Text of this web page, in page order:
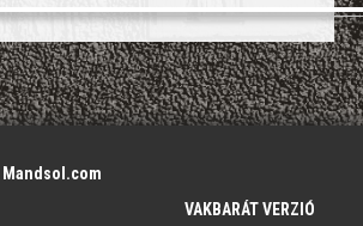
Mandsol.com
VAKBARÁT VERZIÓ